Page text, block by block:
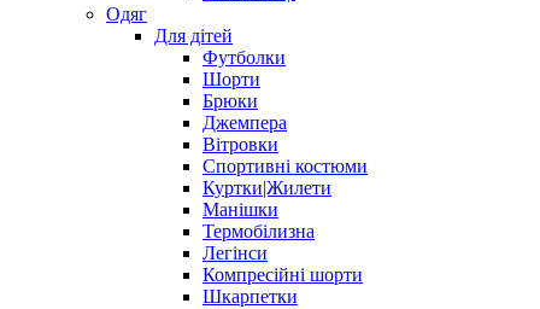
Одяг
Для дітей
Футболки
Шорти
Брюки
Джемпера
Вітровки
Спортивні костюми
Куртки|Жилети
Манішки
Термобілизна
Легінси
Компресійні шорти
Шкарпетки